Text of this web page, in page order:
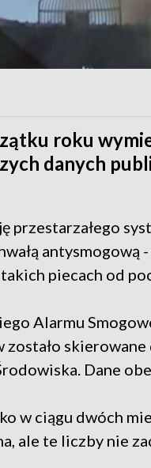
roku
danych
przestarzałego
piecach od
Alarmu
Dane
w ciągu dwóch
ale te liczby nie